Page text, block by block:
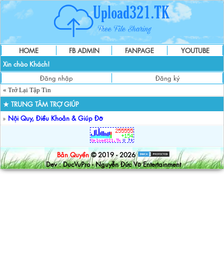
HOME FB ADMIN FANPAGE
YOUTUBE
Xin chào Khách!
Đăng nhập
Đăng ký
« Trở Lại Tập Tin
★ TRUNG TÂM TRỢ GIÚP
» Nội Quy, Điều Khoản & Giúp Đỡ
Bản Quyền © 2019 - 2026
Dev : DucVuPro - Nguyễn Đức Vũ Entertainment